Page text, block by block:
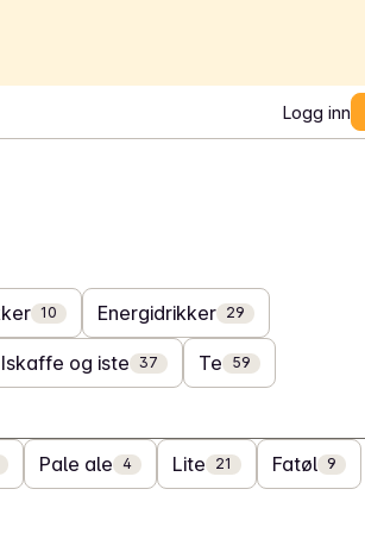
Logg inn
10 Energidrikker 29
Iskaffe og iste 37 Te 59
Pale ale 4 Lite 21 Fatøl 9